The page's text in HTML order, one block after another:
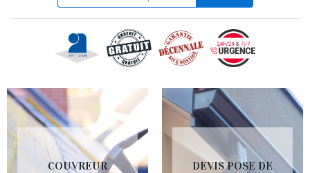
COUVREUR
DEVIS POSE DE